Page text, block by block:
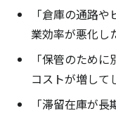
「倉庫の通路
業効率が悪化し
「保管のため
コストが増して
「滞留在庫が